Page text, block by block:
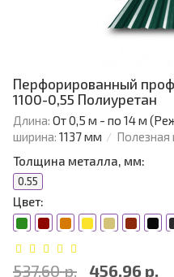
Перфорированный
1100-0,55 Полиуретан
Длина: От 0,5 м - по 14 м
ширина: 1137 мм Полезная
Толщина металла, мм:
0.55
Цвет:
537.60 р. 456.96 р.